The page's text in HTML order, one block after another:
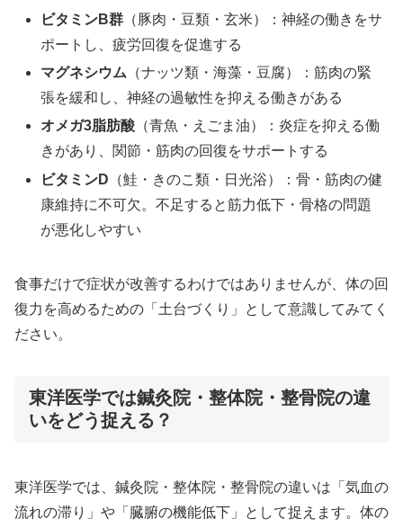
ビタミンB群 （豚肉・豆類・玄米）：神経の働きをサ
ポートし、疲労回復を促進する
マグネシウム （ナッツ類・海藻・豆腐）：筋肉の緊
張を緩和し、神経の過敏性を抑える働きがある
オメガ3脂肪酸 （青魚・えごま油）：炎症を抑える働
きがあり、関節・筋肉の回復をサポートする
ビタミンD （鮭・きのこ類・日光浴）：骨・筋肉の健
康維持に不可欠。不足すると筋力低下・骨格の問題
が悪化しやすい
食事だけで症状が改善するわけではありませんが、体の回
復力を高めるための「土台づくり」として意識してみてく
ださい。
東洋医学では鍼灸院・整体院・整骨院の違
いをどう捉える？
東洋医学では、鍼灸院・整体院・整骨院の違いは「気血の
流れの滞り」や「臓腑の機能低下」として捉えます。体の